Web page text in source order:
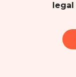
legal